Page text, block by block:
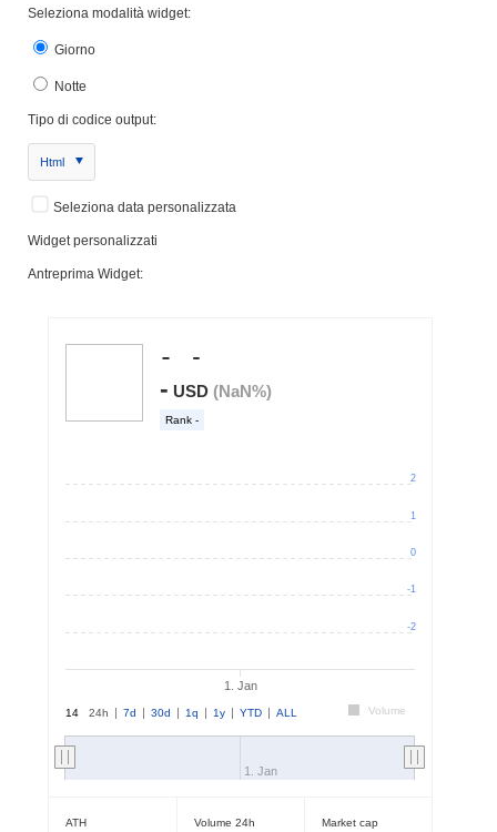
Seleziona modalità widget:
Giorno
Notte
Tipo di codice output:
Html
Seleziona data personalizzata
Widget personalizzati
Antreprima Widget: